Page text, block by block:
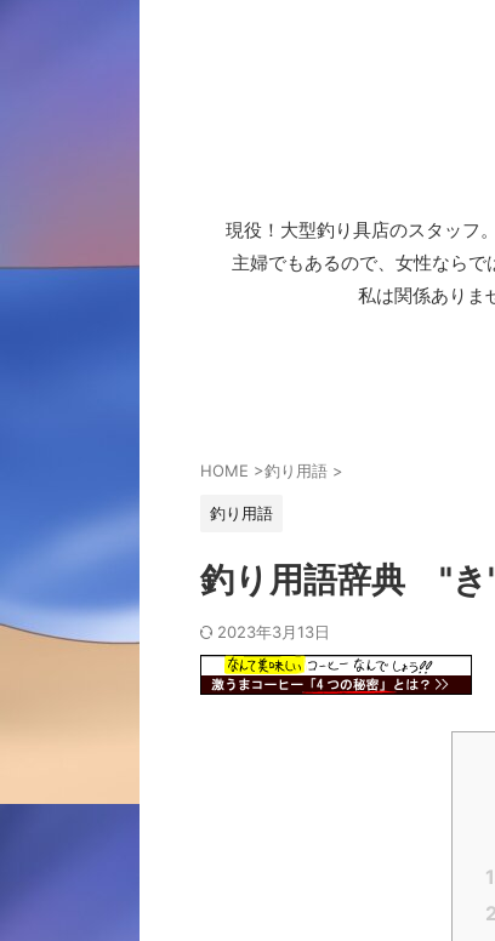
現役！大型釣り具店のスタッフ
主婦でもあるので、女性なら
私は関係ありま
HOME >釣り用語 >
釣り用語
釣り用語辞典 "き
2023年3月13日